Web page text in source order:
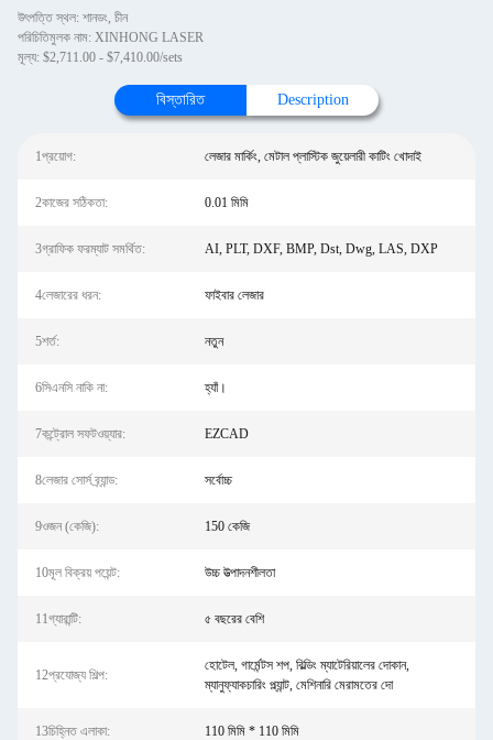
উৎপত্তি স্থল: শানডং, চীন
পরিচিতিমুলক নাম: XINHONG LASER
মূল্য: $2,711.00 - $7,410.00/sets
বিস্তারিত Description
1প্রয়োগ: লেজার মার্কিং, মেটাল প্লাস্টিক জুয়েলারী কাটিং খোদাই
2কাজের সঠিকতা: 0.01 মিমি
3গ্রাফিক ফরম্যাট সমর্থিত: AI, PLT, DXF, BMP, Dst, Dwg, LAS, DXP
4লেজারের ধরন: ফাইবার লেজার
5শর্ত: নতুন
6সিএনসি নাকি না: হ্যাঁ।
7কন্ট্রোল সফটওয়্যার: EZCAD
8লেজার সোর্স ব্র্যান্ড: সর্বোচ্চ
9ওজন (কেজি): 150 কেজি
10মূল বিক্রয় পয়েন্ট: উচ্চ উত্পাদনশীলতা
11গ্যারান্টি: ৫ বছরের বেশি
12প্রযোজ্য শিল্প:
হোটেল, গার্মেন্টস শপ, বিল্ডিং ম্যাটেরিয়ালের দোকান,
ম্যানুফ্যাকচারিং প্ল্যান্ট, মেশিনারি মেরামতের দো
13চিহ্নিত এলাকা: 110 মিমি * 110 মিমি